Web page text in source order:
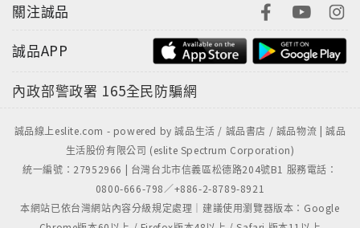
關注誠品
誠品APP
內政部警政署 165全民防騙網
誠品線上eslite.com - powered by 誠品生活 / 誠品書店 / 誠品物流 | 誠品
生活股份有限公司 (eslite Spectrum Corporation)
統一編號：27952966 | 台灣台北市信義區松德路204號B1 服務電話：
0800-666-798／+886-2-8789-8921
本網站已依台灣網站內容分級規定處理｜建議使用瀏覽器版本：Google